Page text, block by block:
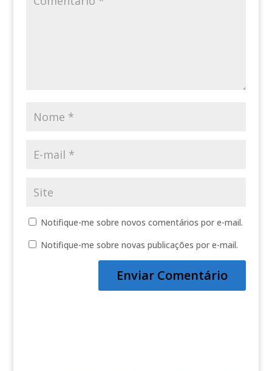
Notifique-me sobre novos comentários por e-mail.
Notifique-me sobre novas publicações por e-mail.